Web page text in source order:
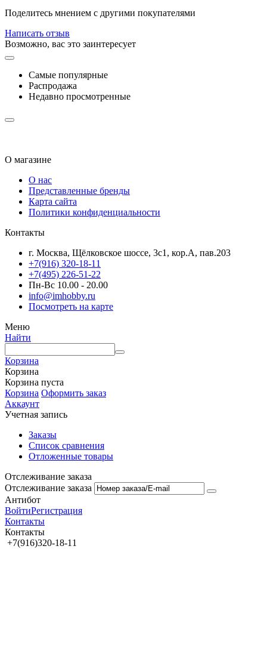
Поделитесь мнением с другими покупателями
Написать отзыв
Возможно, вас это заинтересует
Самые популярные
Распродажа
Недавно просмотренные
О магазине
О нас
Представленные бренды
Карта сайта
Политики конфиденциальности
Контакты
г. Москва, Щёлковское шоссе, 3с1, кор.А, пав.203
+7(916) 320-18-11
+7(495) 226-51-22
Пн-Вс 10.00 - 20.00
info@imhobby.ru
Посмотреть на карте
Меню
Найти
Корзина
Корзина
Корзина пуста
Корзина Оформить заказ
Аккаунт
Учетная запись
Заказы
Список сравнения
Отложенные товары
Отслеживание заказа
Отслеживание заказа
Антибот
ВойтиРегистрация
Контакты
Контакты
+7(916)320-18-11